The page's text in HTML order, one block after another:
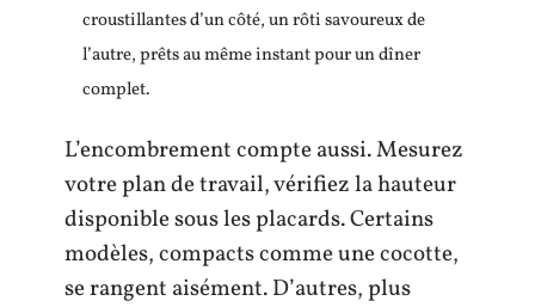
croustillantes d’un côté, un rôti savoureux de
l’autre, prêts au même instant pour un dîner
complet.
L’encombrement compte aussi. Mesurez
votre plan de travail, vérifiez la hauteur
disponible sous les placards. Certains
modèles, compacts comme une cocotte,
se rangent aisément. D’autres, plus